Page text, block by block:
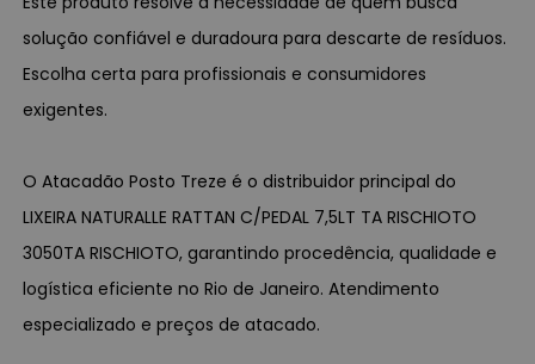
solução confiável e duradoura para descarte de resíduos.
Escolha certa para profissionais e consumidores
exigentes.
O Atacadão Posto Treze é o distribuidor principal do
LIXEIRA NATURALLE RATTAN C/PEDAL 7,5LT TA RISCHIOTO
3050TA RISCHIOTO, garantindo procedência, qualidade e
logística eficiente no Rio de Janeiro. Atendimento
especializado e preços de atacado.